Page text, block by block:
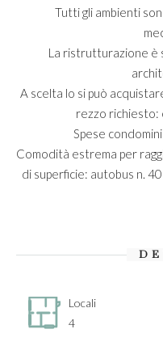
Tutti gli ambienti
La ristrutturazione è
A scelta lo si può
rezzo richiesto:
Spese
Comodità estrema per
di superficie: autobus n.
Locali
4